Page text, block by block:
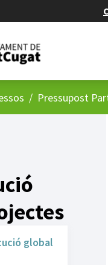
/ Pressupost
global